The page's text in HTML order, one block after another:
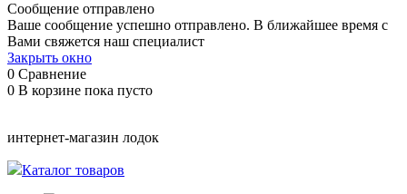
Сообщение отправлено
Ваше сообщение успешно отправлено. В ближайшее время с
Вами свяжется наш специалист
Закрыть окно
0 Сравнение
0 В корзине пока пусто
интернет-магазин лодок
Каталог товаров